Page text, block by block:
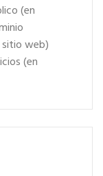
(en
sitio web)
(en